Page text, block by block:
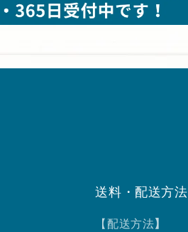
送料・配送方法
【配送方法】